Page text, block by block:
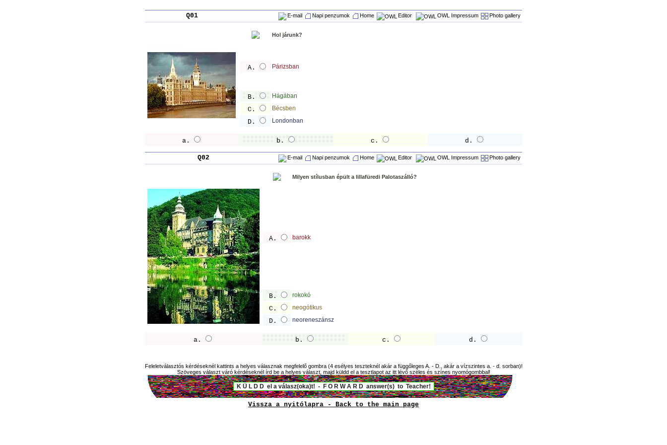
Q01 E-mail Napi penzumok Home Editor OWL Impressum Photo gallery
Hol járunk?
A. Párizsban
B. Hágában
C. Bécsben
D. Londonban
a. b. c. d.
Q02 E-mail Napi penzumok Home Editor OWL Impressum Photo gallery
Milyen stílusban épült a lillafüredi Palotaszálló?
A. barokk
B. rokokó
C. neogótikus
D. neoreneszánsz
a. b. c. d.
Feleletválasztós kérdéseknél kattints a helyes válasznak megfelelő gombra (4 esélyes teszteknél akár a függőleges A. - D., akár a vízszintes a. - d. sorban)!
Szöveges választ váró kérdéseknél írd be a helyes választ, majd küldd el a tesztlapot az itt lévő széles és színes nyomógombbal!
Vissza a nyitólapra - Back to the main page